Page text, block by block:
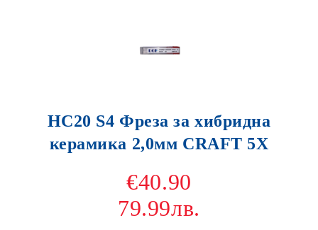
HC20 S4 Фреза за хибридна
керамика 2,0мм CRAFT 5X
€40.90
79.99лв.